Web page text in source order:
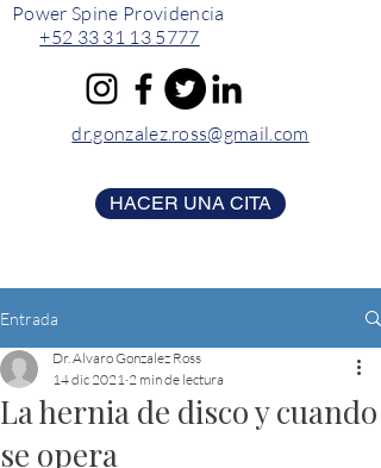
HACER UNA CITA
dr.gonzalez.ross@gmail.com
Power Spine Providencia
+52 33 31 13 5777
Entrada
La hernia de disco y cuando
se opera
Dr. Alvaro Gonzalez Ross
14 dic 2021 2 min de lectura